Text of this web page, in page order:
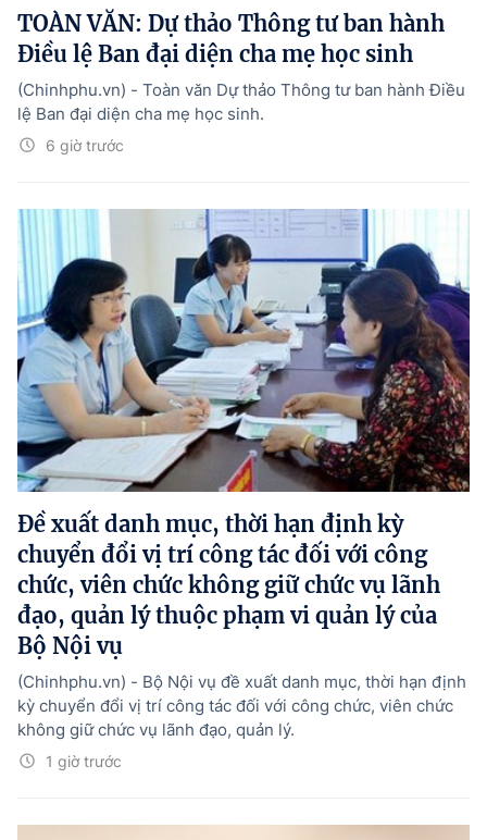
TOÀN VĂN: Dự thảo Thông tư ban hành
Điều lệ Ban đại diện cha mẹ học sinh
6 giờ trước
(Chinhphu.vn) - Toàn văn Dự thảo Thông tư ban hành Điều
lệ Ban đại diện cha mẹ học sinh.
Đề xuất danh mục, thời hạn định kỳ
chuyển đổi vị trí công tác đối với công
chức, viên chức không giữ chức vụ lãnh
đạo, quản lý thuộc phạm vi quản lý của
Bộ Nội vụ
1 giờ trước
(Chinhphu.vn) - Bộ Nội vụ đề xuất danh mục, thời hạn định
kỳ chuyển đổi vị trí công tác đối với công chức, viên chức
không giữ chức vụ lãnh đạo, quản lý.